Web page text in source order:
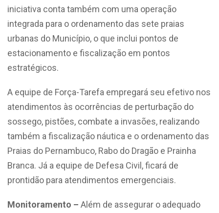
iniciativa conta também com uma operação
integrada para o ordenamento das sete praias
urbanas do Município, o que inclui pontos de
estacionamento e fiscalização em pontos
estratégicos.
A equipe de Força-Tarefa empregará seu efetivo nos
atendimentos às ocorrências de perturbação do
sossego, pistões, combate a invasões, realizando
também a fiscalização náutica e o ordenamento das
Praias do Pernambuco, Rabo do Dragão e Prainha
Branca. Já a equipe de Defesa Civil, ficará de
prontidão para atendimentos emergenciais.
Monitoramento – Além de assegurar o adequado